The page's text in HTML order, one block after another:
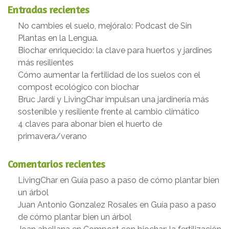
Entradas recientes
No cambies el suelo, mejóralo: Podcast de Sin
Plantas en la Lengua.
Biochar enriquecido: la clave para huertos y jardines
más resilientes
Cómo aumentar la fertilidad de los suelos con el
compost ecológico con biochar
Bruc Jardí y LivingChar impulsan una jardinería más
sostenible y resiliente frente al cambio climático
4 claves para abonar bien el huerto de
primavera/verano
Comentarios recientes
LivingChar en Guía paso a paso de cómo plantar bien
un árbol
Juan Antonio Gonzalez Rosales en Guía paso a paso
de cómo plantar bien un árbol